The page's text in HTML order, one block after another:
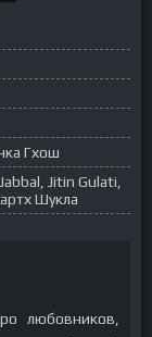
Гхош
Jitin Gulati,
Шукла
любовников,